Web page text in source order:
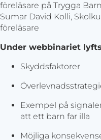
föreläsare på Trygga
Sumar David Kolli,
föreläsare
Under webbinariet
Skyddsfaktorer
Exempel på
att ett barn far illa
Möjliga